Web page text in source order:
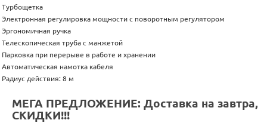
Турбощетка
Электронная регулировка мощности с поворотным регулятором
Эргономичная ручка
Телескопическая труба с манжетой
Парковка при перерыве в работе и хранении
Автоматическая намотка кабеля
Радиус действия: 8 м
МЕГА ПРЕДЛОЖЕНИЕ: Доставка на завтра,
СКИДКИ!!!